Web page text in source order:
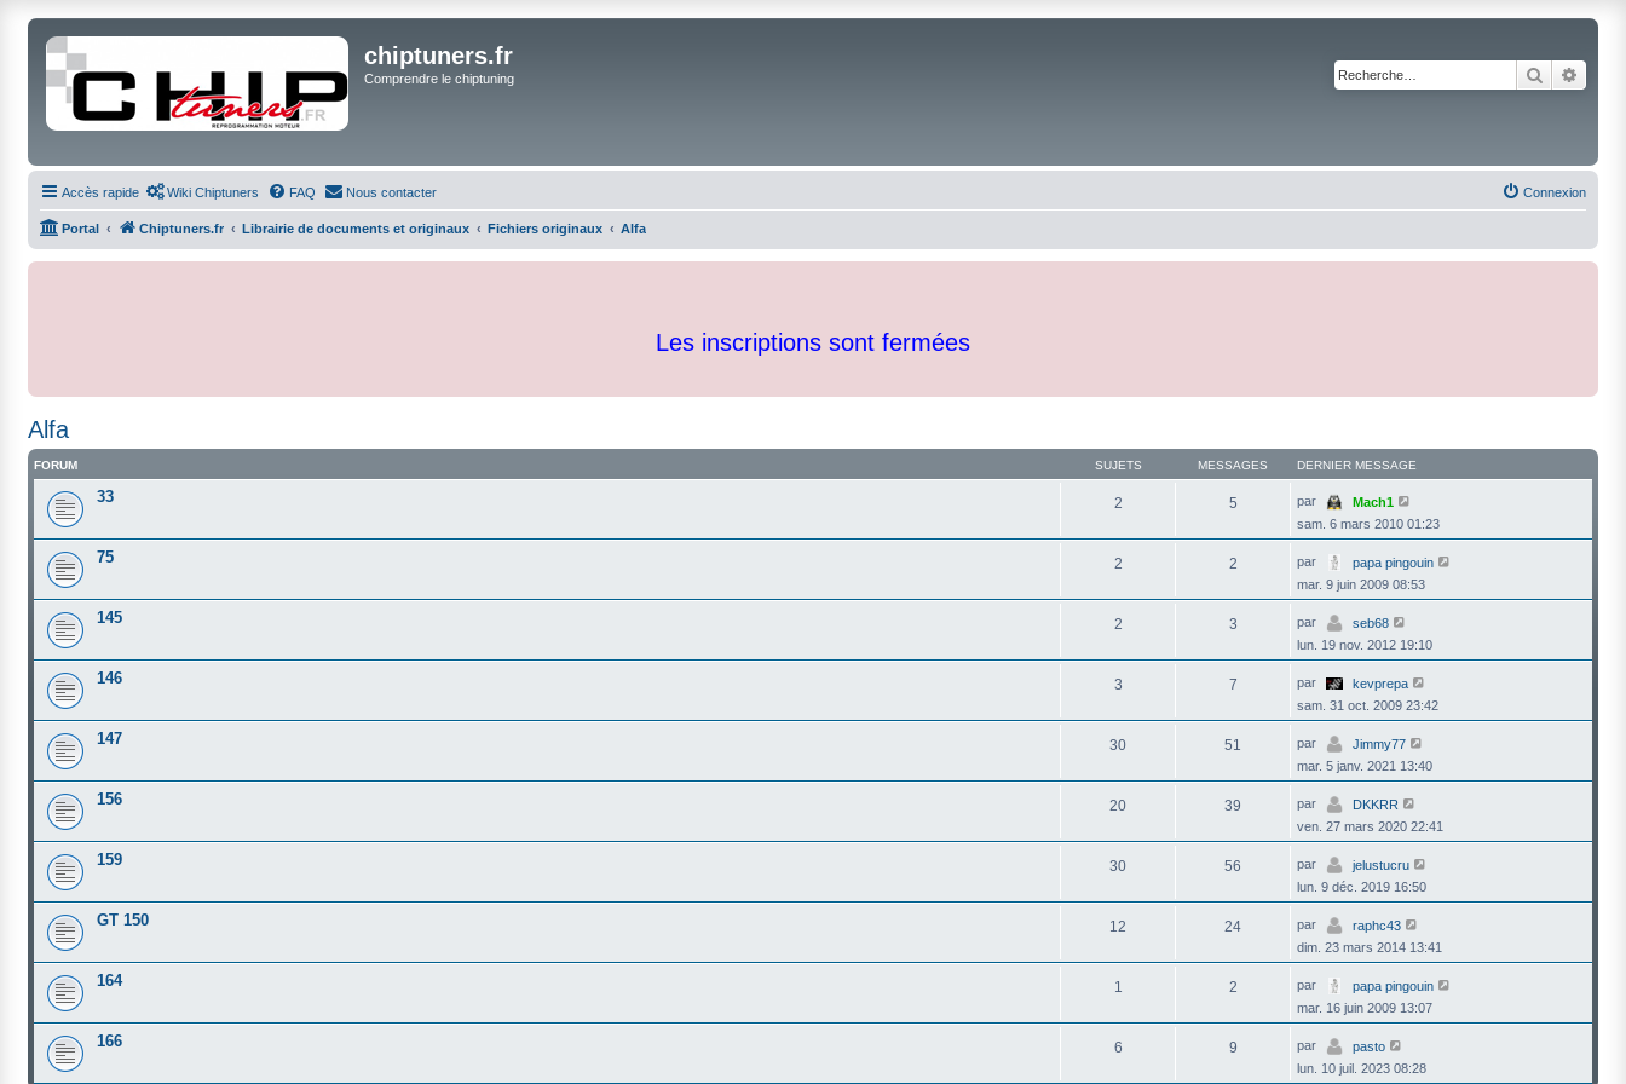
chiptuners.fr
Comprendre le chiptuning Rechercher
Accès rapide Wiki Chiptuners FAQ Nous contacter Connexion
Portal Chiptuners.fr Librairie de documents et originaux Fichiers originaux Alfa
Les inscriptions sont fermées
Alfa
FORUM SUJETS MESSAGES DERNIER MESSAGE
33 2 5 par Mach1
i
r
l
e
d
e
i
e
m
e
s
a
g
e
sam. 6 mars 2010 01:23
75 2 2 par papa pingouin
r
e
e
s
mar. 9 juin 2009 08:53
145 2 3 par seb68
i
r
l
e
d
e
r
n
i
e
m
e
s
a
g
e
lun. 19 nov. 2012 19:10
146 3 7 par kevprepa
i
r
d
e
i
e
e
s
g
e
sam. 31 oct. 2009 23:42
147 30 51 par Jimmy77
i
r
d
e
r
n
i
e
e
s
a
g
e
mar. 5 janv. 2021 13:40
156 20 39 par DKKRR
i
r
l
e
d
e
r
n
i
e
m
e
s
g
e
ven. 27 mars 2020 22:41
159 30 56 par jelustucru
r
d
e
n
i
e
s
lun. 9 déc. 2019 16:50
GT 150 12 24 par raphc43
i
r
l
e
d
e
i
dim. 23 mars 2014 13:41
164 1 2 par papa pingouin
r
mar. 16 juin 2009 13:07
166 6 9 par pasto
i
lun. 10 juil. 2023 08:28